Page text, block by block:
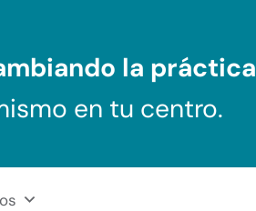
la práctica
en tu centro.